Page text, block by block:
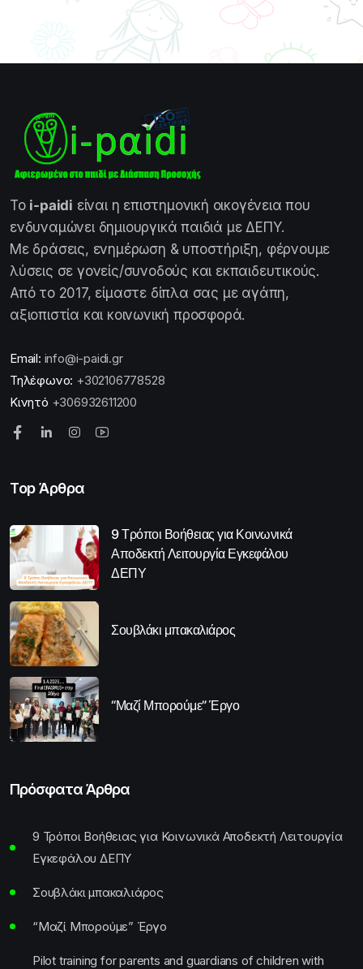
Το i-paidi είναι η επιστημονική οικογένεια που
ενδυναμώνει δημιουργικά παιδιά με ΔΕΠΥ.
Με δράσεις, ενημέρωση & υποστήριξη, φέρνουμε
λύσεις σε γονείς/συνοδούς και εκπαιδευτικούς.
Από το 2017, είμαστε δίπλα σας με αγάπη,
αξιοπιστία και κοινωνική προσφορά.
Email: info@i-paidi.gr
Τηλέφωνο: +302106778528
Κινητό +306932611200
Top Άρθρα
9 Τρόποι Βοήθειας για Κοινωνικά
Αποδεκτή Λειτουργία Εγκεφάλου
ΔΕΠΥ
Σουβλάκι μπακαλιάρος
“Μαζί Μπορούμε” Έργο
Πρόσφατα Άρθρα
9 Τρόποι Βοήθειας για Κοινωνικά Αποδεκτή Λειτουργία
Εγκεφάλου ΔΕΠΥ
Σουβλάκι μπακαλιάρος
“Μαζί Μπορούμε” Έργο
Pilot training for parents and guardians of children with